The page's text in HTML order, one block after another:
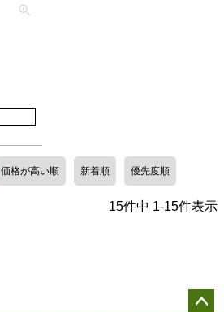
価格が高い順 新着順 優先度順
15件中 1-15件表示